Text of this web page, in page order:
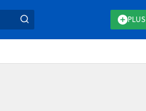
PLUS